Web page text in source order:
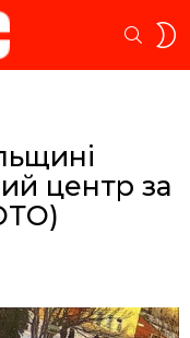
центр за